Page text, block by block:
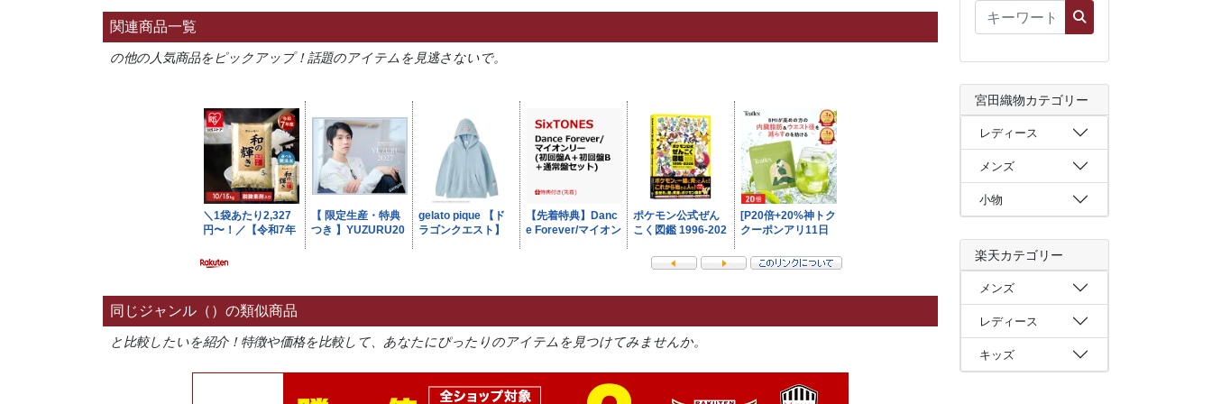
関連商品一覧
の他の人気商品をピックアップ！話題のアイテムを見逃さないで。
同じジャンル（）の類似商品
と比較したいを紹介！特徴や価格を比較して、あなたにぴったりのアイテムを見つけてみませんか。
宮田織物カテゴリー
レディース
メンズ
小物
楽天カテゴリー
メンズ
レディース
キッズ